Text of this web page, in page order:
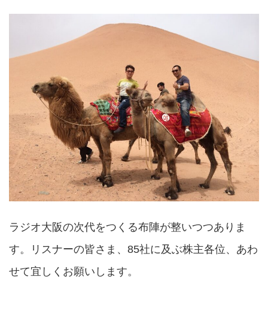
ラジオ大阪の次代をつくる布陣が整いつつありま
す。リスナーの皆さま、85社に及ぶ株主各位、あわ
せて宜しくお願いします。